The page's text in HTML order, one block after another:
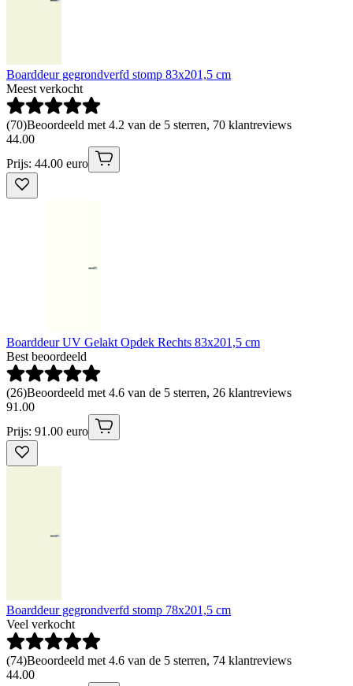
Boarddeur gegrondverfd stomp 83x201,5 cm
Meest verkocht
(70)Beoordeeld met 4.2 van de 5 sterren, 70 klantreviews
44.00
Prijs: 44.00 euro
Boarddeur UV Gelakt Opdek Rechts 83x201,5 cm
Best beoordeeld
(26)Beoordeeld met 4.6 van de 5 sterren, 26 klantreviews
91 .00
Prijs: 91.00 euro
Boarddeur gegrondverfd stomp 78x201,5 cm
Veel verkocht
(74)Beoordeeld met 4.6 van de 5 sterren, 74 klantreviews
44.00